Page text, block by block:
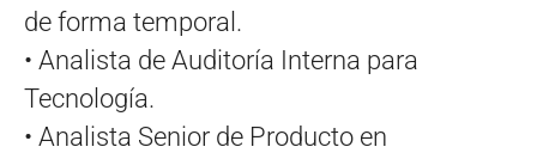
de forma temporal.
• Analista de Auditoría Interna para
Tecnología.
• Analista Senior de Producto en